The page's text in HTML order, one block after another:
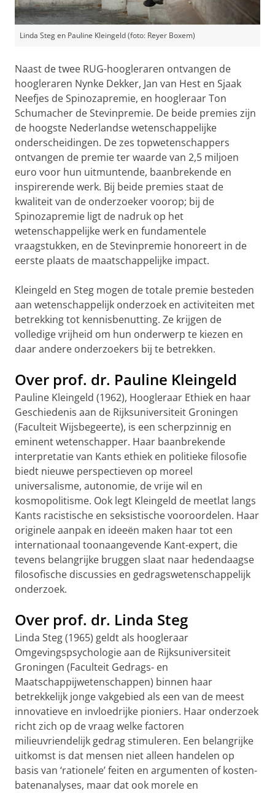
Linda Steg en Pauline Kleingeld (foto: Reyer Boxem)
Naast de twee RUG-hoogleraren ontvangen de
hoogleraren Nynke Dekker, Jan van Hest en Sjaak
Neefjes de Spinozapremie, en hoogleraar Ton
Schumacher de Stevinpremie. De beide premies zijn
de hoogste Nederlandse wetenschappelijke
onderscheidingen. De zes topwetenschappers
ontvangen de premie ter waarde van 2,5 miljoen
euro voor hun uitmuntende, baanbrekende en
inspirerende werk. Bij beide premies staat de
kwaliteit van de onderzoeker voorop; bij de
Spinozapremie ligt de nadruk op het
wetenschappelijke werk en fundamentele
vraagstukken, en de Stevinpremie honoreert in de
eerste plaats de maatschappelijke impact.
Kleingeld en Steg mogen de totale premie besteden
aan wetenschappelijk onderzoek en activiteiten met
betrekking tot kennisbenutting. Ze krijgen de
volledige vrijheid om hun onderwerp te kiezen en
daar andere onderzoekers bij te betrekken.
Over prof. dr. Pauline Kleingeld
Pauline Kleingeld (1962), Hoogleraar Ethiek en haar
Geschiedenis aan de Rijksuniversiteit Groningen
(Faculteit Wijsbegeerte), is een scherpzinnig en
eminent wetenschapper. Haar baanbrekende
interpretatie van Kants ethiek en politieke filosofie
biedt nieuwe perspectieven op moreel
universalisme, autonomie, de vrije wil en
kosmopolitisme. Ook legt Kleingeld de meetlat langs
Kants racistische en seksistische vooroordelen. Haar
originele aanpak en ideeën maken haar tot een
internationaal toonaangevende Kant-expert, die
tevens belangrijke bruggen slaat naar hedendaagse
filosofische discussies en gedragswetenschappelijk
onderzoek.
Over prof. dr. Linda Steg
Linda Steg (1965) geldt als hoogleraar
Omgevingspsychologie aan de Rijksuniversiteit
Groningen (Faculteit Gedrags- en
Maatschappijwetenschappen) binnen haar
betrekkelijk jonge vakgebied als een van de meest
innovatieve en invloedrijke pioniers. Haar onderzoek
richt zich op de vraag welke factoren
milieuvriendelijk gedrag stimuleren. Een belangrijke
uitkomst is dat mensen niet alleen handelen op
basis van ‘rationele’ feiten en argumenten of kosten-
batenanalyses, maar dat ook morele en